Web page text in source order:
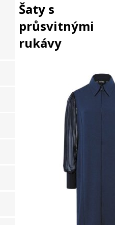
Šaty s
průsvitnými
rukávy